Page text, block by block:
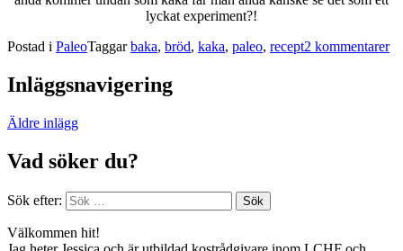
lyckat experiment?!
Postad i PaleoTaggarbaka, bröd, kaka, paleo, recept2 kommentarer
Inläggsnavigering
Äldre inlägg
Vad söker du?
Sök efter:
Välkommen hit!